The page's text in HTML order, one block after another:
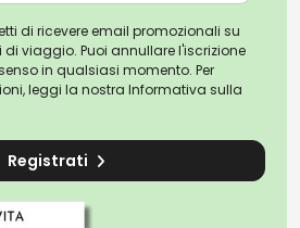
di ricevere email promozionali su
viaggio. Puoi annullare l'iscrizione
in qualsiasi momento. Per
leggi la nostra Informativa sulla
Registrati